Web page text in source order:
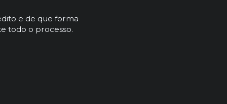
e de que forma
todo o processo.